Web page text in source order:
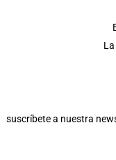
suscríbete a nuestra